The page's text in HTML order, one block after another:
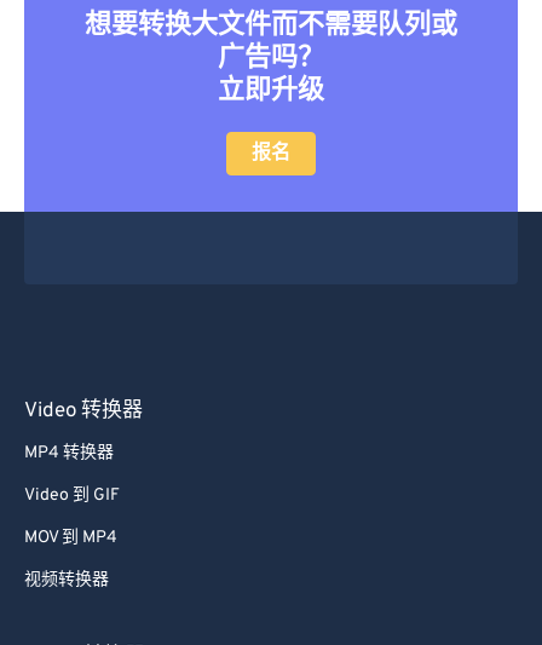
想要转换大文件而不需要队列或
广告吗？
立即升级
报名
Video 转换器
MP4 转换器
Video 到 GIF
MOV 到 MP4
视频转换器